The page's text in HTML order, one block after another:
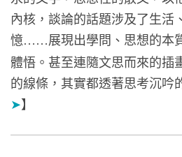
內核，談論的話題涉及了生活
憶……展現出學問、思想的本
體悟。甚至連隨文思而來的插
的線條，其實都透著思考沉吟
➤】